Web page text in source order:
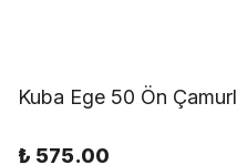
Kuba Ege 50 Ön
₺ 575.00